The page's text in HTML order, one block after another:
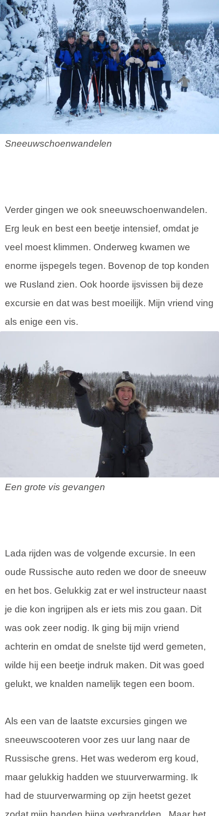
Sneeuwschoenwandelen
Verder gingen we ook sneeuwschoenwandelen.
Erg leuk en best een beetje intensief, omdat je
veel moest klimmen. Onderweg kwamen we
enorme ijspegels tegen. Bovenop de top konden
we Rusland zien. Ook hoorde ijsvissen bij deze
excursie en dat was best moeilijk. Mijn vriend ving
als enige een vis.
Een grote vis gevangen
Lada rijden was de volgende excursie. In een
oude Russische auto reden we door de sneeuw
en het bos. Gelukkig zat er wel instructeur naast
je die kon ingrijpen als er iets mis zou gaan. Dit
was ook zeer nodig. Ik ging bij mijn vriend
achterin en omdat de snelste tijd werd gemeten,
wilde hij een beetje indruk maken. Dit was goed
gelukt, we knalden namelijk tegen een boom.
Als een van de laatste excursies gingen we
sneeuwscooteren voor zes uur lang naar de
Russische grens. Het was wederom erg koud,
maar gelukkig hadden we stuurverwarming. Ik
had de stuurverwarming op zijn heetst gezet